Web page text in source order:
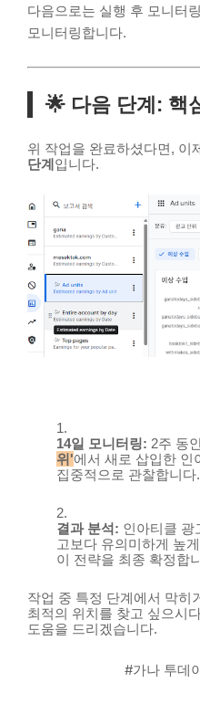
다음으로는 실행 후 모니터
모니터링합니다.
🌟 다음 단계: 핵
위 작업을 완료하셨다면, 이
단계 입니다.
14일 모니터링: 2주 동
위'에서 새로 삽입한 인
집중적으로 관찰합니다.
결과 분석: 인아티클 광
고보다 유의미하게 높
이 전략을 최종 확정합
작업 중 특정 단계에서 막히
최적의 위치를 찾고 싶으시
도움을 드리겠습니다.
#가나 투데